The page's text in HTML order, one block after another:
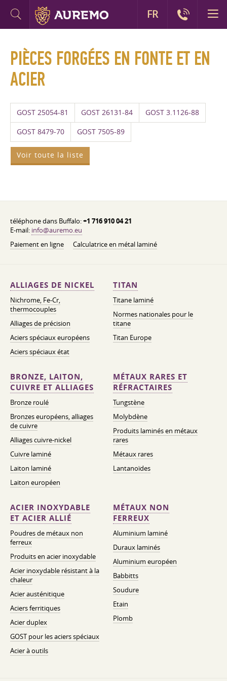
PIÈCES FORGÉES EN FONTE ET EN
ACIER
GOST 25054-81 GOST 26131-84 GOST 3.1126-88
GOST 8479-70 GOST 7505-89
Voir toute la liste
téléphone dans Buffalo:+1 716 910 04 21
E-mail: info@auremo.eu
Paiement en ligne
Calculatrice en métal laminé
ALLIAGES DE NICKEL
Nichrome, Fe-Cr,
thermocouples
Alliages de précision
Aciers spéciaux européens
Aciers spéciaux état
TITAN
Titane laminé
Normes nationales pour le
titane
Titan Europe
BRONZE, LAITON,
CUIVRE ET ALLIAGES
Bronze roulé
Bronzes européens, alliages
de cuivre
Alliages cuivre-nickel
Cuivre laminé
Laiton laminé
Laiton européen
MÉTAUX RARES ET
RÉFRACTAIRES
Tungstène
Molybdène
Produits laminés en métaux
rares
Métaux rares
Lantanoïdes
ACIER INOXYDABLE
ET ACIER ALLIÉ
Poudres de métaux non
ferreux
Produits en acier inoxydable
Acier inoxydable résistant à la
chaleur
Acier austénitique
Aciers ferritiques
Acier duplex
GOST pour les aciers spéciaux
Acier à outils
MÉTAUX NON
FERREUX
Aluminium laminé
Duraux laminés
Aluminium européen
Babbitts
Soudure
Etain
Plomb
FR